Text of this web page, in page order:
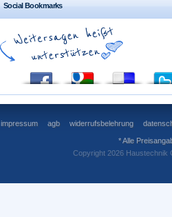
Social Bookmarks
impressum agb widerrufsbelehrung
* Alle
Copyright 2026 Haustechnik